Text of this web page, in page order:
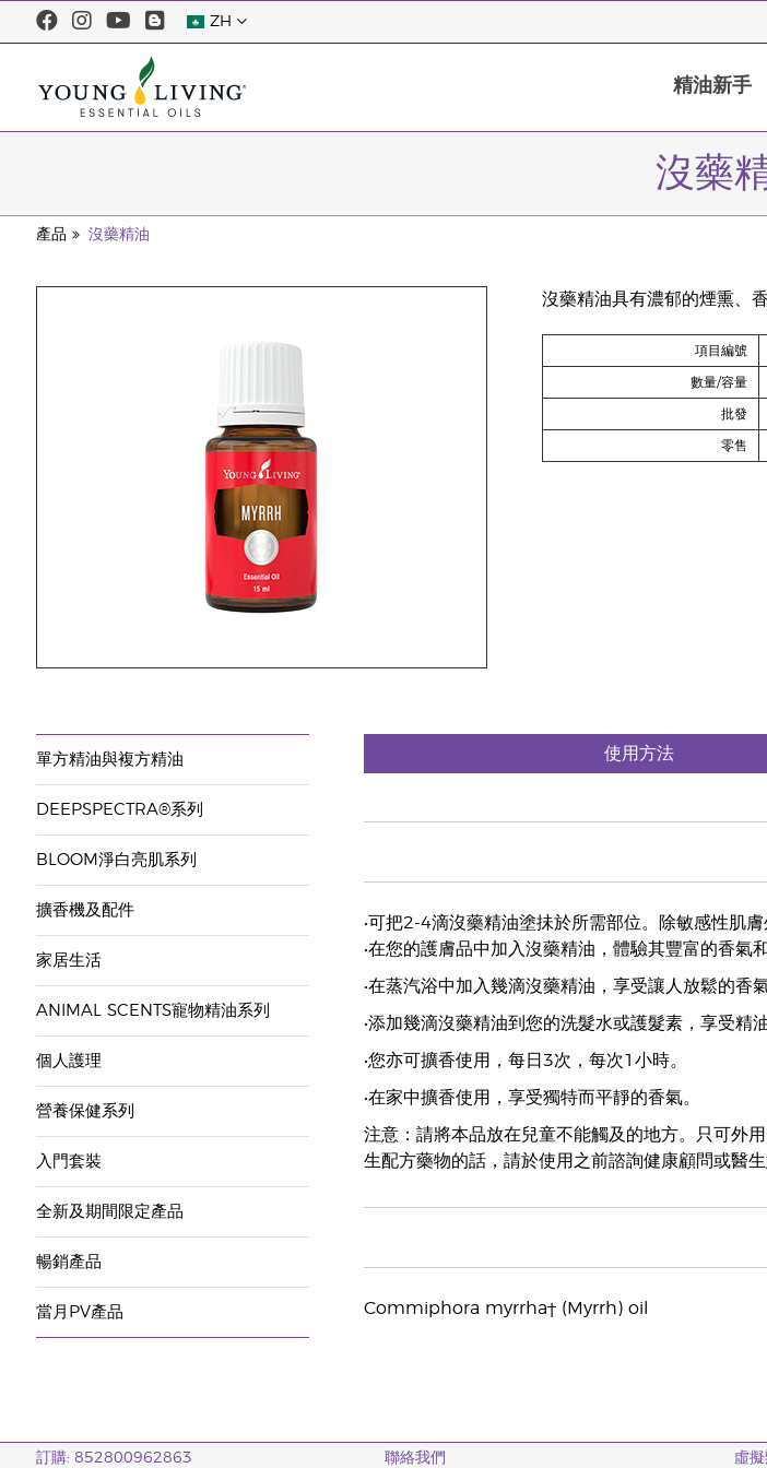
ZH
精油新手
沒藥
產品 沒藥精油
沒藥精油具有濃郁的煙熏、
項目編號
數量/容量
批發
零售
單方精油與複方精油
DEEPSPECTRA®系列
BLOOM淨白亮肌系列
擴香機及配件
家居生活
ANIMAL SCENTS寵物精油系列
個人護理
營養保健系列
入門套裝
全新及期間限定產品
暢銷產品
當月PV產品
使用方法
•可把2-4滴沒藥精油塗抺於所需部位。除敏感性肌
•在您的護膚品中加入沒藥精油，體驗其豐富的香氣
•在蒸汽浴中加入幾滴沒藥精油，享受讓人放鬆的香氣
•添加幾滴沒藥精油到您的洗髮水或護髮素，享受精
•您亦可擴香使用，每日3次，每次1小時。
•在家中擴香使用，享受獨特而平靜的香氣。
注意：請將本品放在兒童不能觸及的地方。只可外
生配方藥物的話，請於使用之前諮詢健康顧問或醫生
Commiphora myrrha† (Myrrh) oil
訂購: 852800962863 聯絡我們 虛